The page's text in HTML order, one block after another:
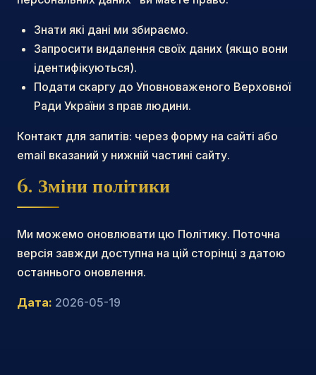
Знати які дані ми збираємо.
Запросити видалення своїх даних (якщо вони
ідентифікуються).
Подати скаргу до Уповноваженого Верховної
Ради України з прав людини.
Контакт для запитів: через форму на сайті або
email вказаний у нижній частині сайту.
6. Зміни політики
Ми можемо оновлювати цю Політику. Поточна
версія завжди доступна на цій сторінці з датою
останнього оновлення.
Дата: 2026-05-19